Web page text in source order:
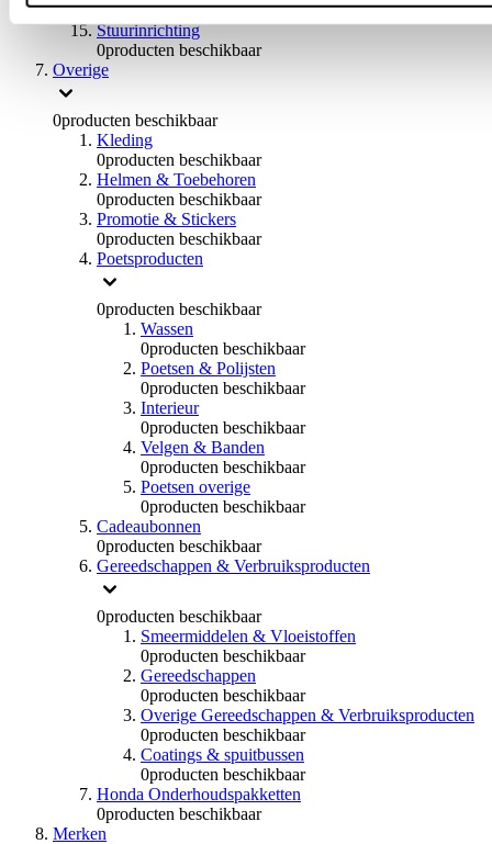
0producten beschikbaar
Stuurinrichting
0producten beschikbaar
Overige
0producten beschikbaar
Kleding
0producten beschikbaar
Helmen & Toebehoren
0producten beschikbaar
Promotie & Stickers
0producten beschikbaar
Poetsproducten
0producten beschikbaar
Wassen
0producten beschikbaar
Poetsen & Polijsten
0producten beschikbaar
Interieur
0producten beschikbaar
Velgen & Banden
0producten beschikbaar
Poetsen overige
0producten beschikbaar
Cadeaubonnen
0producten beschikbaar
Gereedschappen & Verbruiksproducten
0producten beschikbaar
Smeermiddelen & Vloeistoffen
0producten beschikbaar
Gereedschappen
0producten beschikbaar
Overige Gereedschappen & Verbruiksproducten
0producten beschikbaar
Coatings & spuitbussen
0producten beschikbaar
Honda Onderhoudspakketten
0producten beschikbaar
Merken